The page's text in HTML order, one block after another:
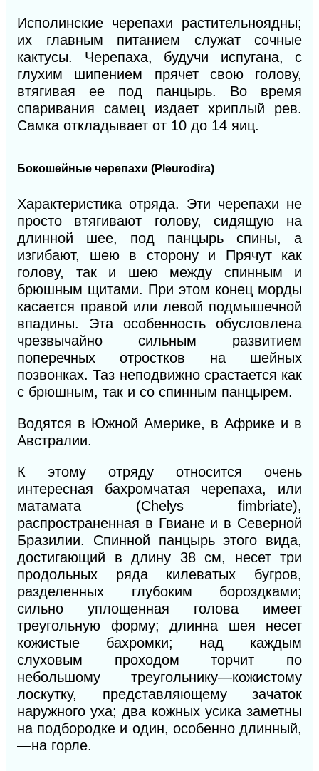
Исполинские черепахи растительноядны;
их главным питанием служат сочные
кактусы. Черепаха, будучи испугана, с
глухим шипением прячет свою голову,
втягивая ее под панцырь. Во время
спаривания самец издает хриплый рев.
Самка откладывает от 10 до 14 яиц.
Бокошейные черепахи (Pleurodira)
Характеристика отряда. Эти черепахи не
просто втягивают голову, сидящую на
длинной шее, под панцырь спины, а
изгибают, шею в сторону и Прячут как
голову, так и шею между спинным и
брюшным щитами. При этом конец морды
касается правой или левой подмышечной
впадины. Эта особенность обусловлена
чрезвычайно сильным развитием
поперечных отростков на шейных
позвонках. Таз неподвижно срастается как
с брюшным, так и со спинным панцырем.
Водятся в Южной Америке, в Африке и в
Австралии.
К этому отряду относится очень
интересная бахромчатая черепаха, или
матамата (Chelys fimbriate),
распространенная в Гвиане и в Северной
Бразилии. Спинной панцырь этого вида,
достигающий в длину 38 см, несет три
продольных ряда килеватых бугров,
разделенных глубоким бороздками;
сильно уплощенная голова имеет
треугольную форму; длинна шея несет
кожистые бахромки; над каждым
слуховым проходом торчит по
небольшому треугольнику—кожистому
лоскутку, представляющему зачаток
наружного уха; два кожных усика заметны
на подбородке и один, особенно длинный,
—на горле.